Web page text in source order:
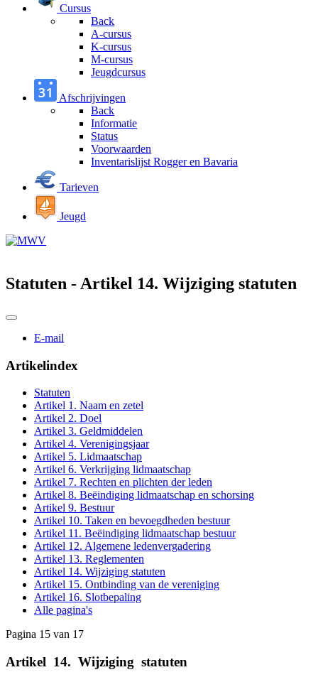
Cursus
Back
A-cursus
K-cursus
M-cursus
Jeugdcursus
Afschrijvingen
Back
Informatie
Status
Voorwaarden
Inventarislijst Rogger en Bavaria
Tarieven
Jeugd
Statuten - Artikel 14. Wijziging statuten
E-mail
Artikelindex
Statuten
Artikel 1. Naam en zetel
Artikel 2. Doel
Artikel 3. Geldmiddelen
Artikel 4. Verenigingsjaar
Artikel 5. Lidmaatschap
Artikel 6. Verkrijging lidmaatschap
Artikel 7. Rechten en plichten der leden
Artikel 8. Beëindiging lidmaatschap en schorsing
Artikel 9. Bestuur
Artikel 10. Taken en bevoegdheden bestuur
Artikel 11. Beëindiging lidmaatschap bestuur
Artikel 12. Algemene ledenvergadering
Artikel 13. Reglementen
Artikel 14. Wijziging statuten
Artikel 15. Ontbinding van de vereniging
Artikel 16. Slotbepaling
Alle pagina's
Pagina 15 van 17
Artikel 14. Wijziging statuten